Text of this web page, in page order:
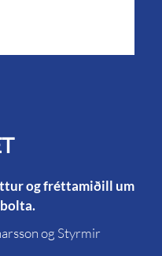
og fréttamiðill um
og Styrmir